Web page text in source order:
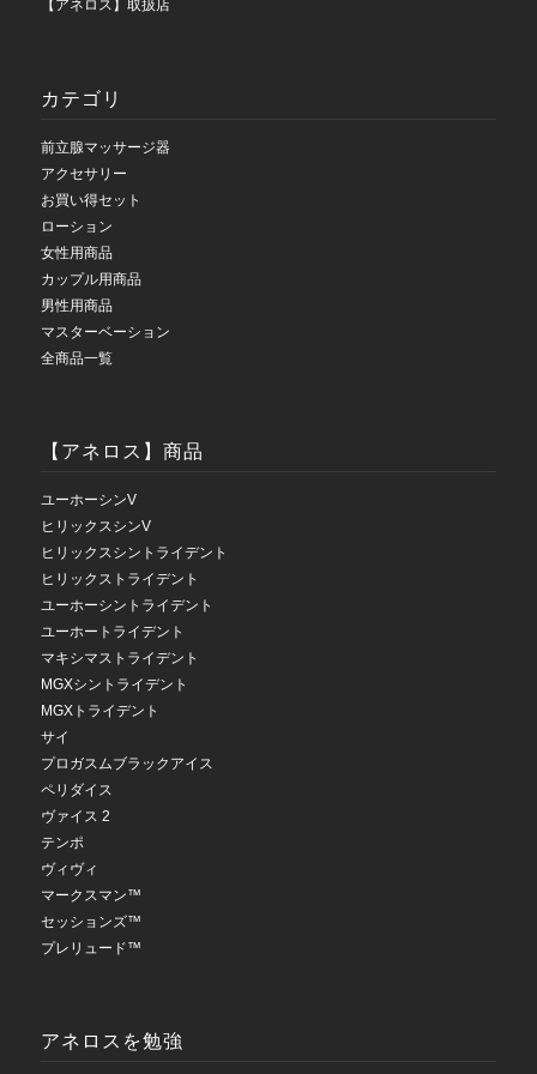
【アネロス】取扱店
カテゴリ
前立腺マッサージ器
アクセサリー
お買い得セット
ローション
女性用商品
カップル用商品
男性用商品
マスターベーション
全商品一覧
【アネロス】商品
ユーホーシンV
ヒリックスシンV
ヒリックスシントライデント
ヒリックストライデント
ユーホーシントライデント
ユーホートライデント
マキシマストライデント
MGXシントライデント
MGXトライデント
サイ
プロガスムブラックアイス
ペリダイス
ヴァイス 2
テンポ
ヴィヴィ
マークスマン™
セッションズ™
プレリュード™
アネロスを勉強